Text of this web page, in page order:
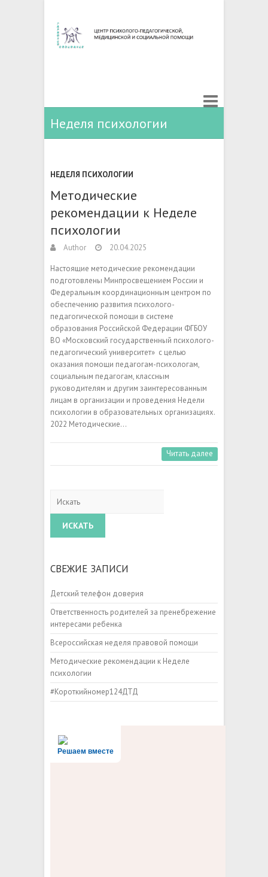
Неделя психологии
НЕДЕЛЯ ПСИХОЛОГИИ
Методические
рекомендации к Неделе
психологии
Author 20.04.2025
Настоящие методические рекомендации
подготовлены Минпросвещением России и
Федеральным координационным центром по
обеспечению развития психолого-
педагогической помощи в системе
образования Российской Федерации ФГБОУ
ВО «Московский государственный психолого-
педагогический университет» с целью
оказания помощи педагогам-психологам,
социальным педагогам, классным
руководителям и другим заинтересованным
лицам в организации и проведения Недели
психологии в образовательных организациях.
2022 Методические…
Читать далее
СВЕЖИЕ ЗАПИСИ
Детский телефон доверия
Ответственность родителей за пренебрежение
интересами ребенка
Всероссийская неделя правовой помощи
Методические рекомендации к Неделе
психологии
#Короткийномер124ДТД
Решаем вместе